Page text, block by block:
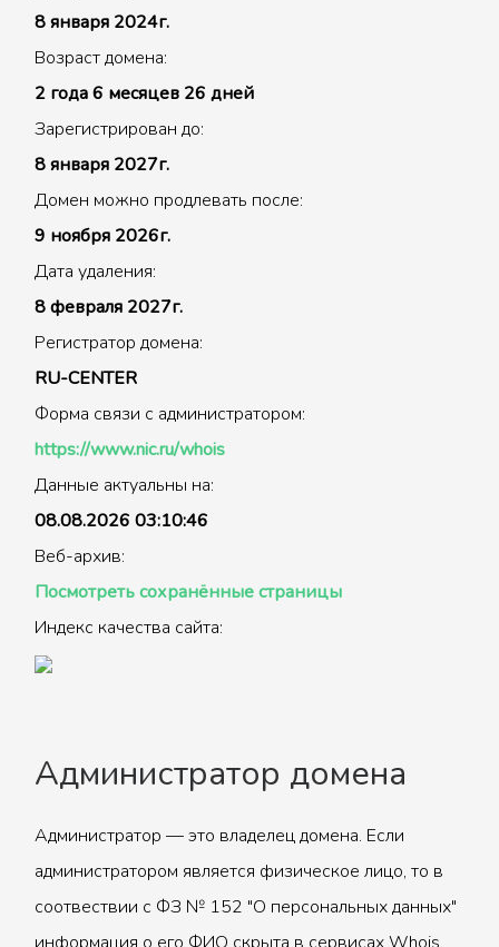
8 января 2024г.
Возраст домена:
2 года 6 месяцев 26 дней
Зарегистрирован до:
8 января 2027г.
Домен можно продлевать после:
9 ноября 2026г.
Дата удаления:
8 февраля 2027г.
Регистратор домена:
RU-CENTER
Форма связи с администратором:
https://www.nic.ru/whois
Данные актуальны на:
08.08.2026 03:10:46
Веб-архив:
Посмотреть сохранённые страницы
Индекс качества сайта:
Администратор домена
Администратор — это владелец домена. Если
администратором является физическое лицо, то в
соотвествии с ФЗ № 152 "О персональных данных"